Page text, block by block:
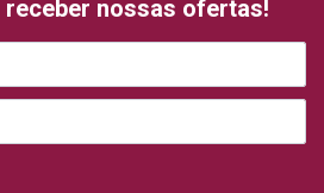
nossas ofertas!